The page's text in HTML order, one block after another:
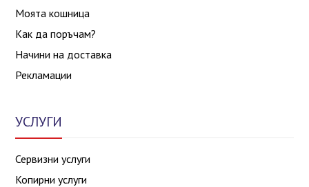
Моята кошница
Как да поръчам?
Начини на доставка
Рекламации
УСЛУГИ
Сервизни услуги
Копирни услуги